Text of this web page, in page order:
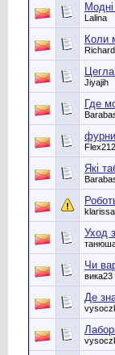
Lalina
Коли
Jiyajih
Где
Які
klarissa
Уход
Чи
вика23
Де